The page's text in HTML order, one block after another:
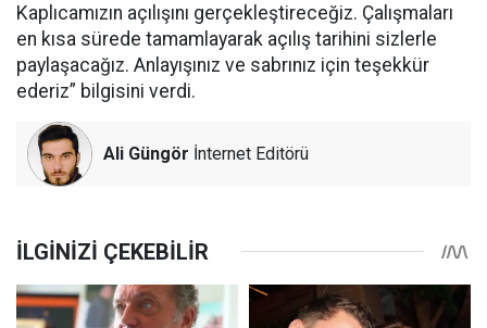
Kaplıcamızın açılışını gerçekleştireceğiz. Çalışmaları
en kısa sürede tamamlayarak açılış tarihini sizlerle
paylaşacağız. Anlayışınız ve sabrınız için teşekkür
ederiz” bilgisini verdi.
Ali Güngör İnternet Editörü